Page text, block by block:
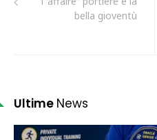
bella gioventù
Ultime News